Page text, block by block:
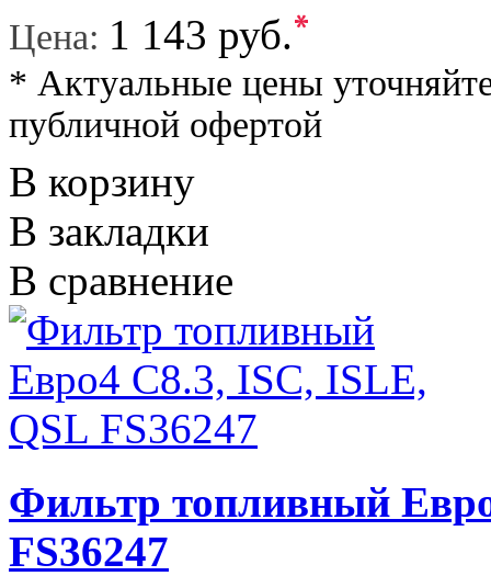
Цена: 1 143 руб.*
* Актуальные цены
публичной офертой
В корзину
В закладки
В сравнение
Фильтр топливный
FS36247